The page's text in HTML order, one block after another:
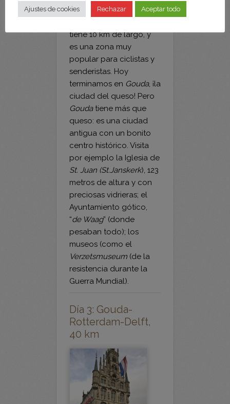
tiene 10 km de largo, y
popular para ciclistas y
senderistas. Hoy
terminamos enGouda , ¡la
ciudad del queso! Pero
Goudatiene más que
queso: es una ciudad
antigua con un bonito
centro histórico. Visita
por ejemplo la Iglesia de
St. Juan (St.Janskerk), 123
metros de altura y con
preciosas vidrieras; el
Ayuntamiento gótico,
“de Waag” (donde
pesaban todo); los
museos (como el
Verzetsmuseum (de la
resistencia durante la
Guerra Mundial).
Día 3: Gouda-
40 km
Ajustes de cookies Rechazar Aceptar todo